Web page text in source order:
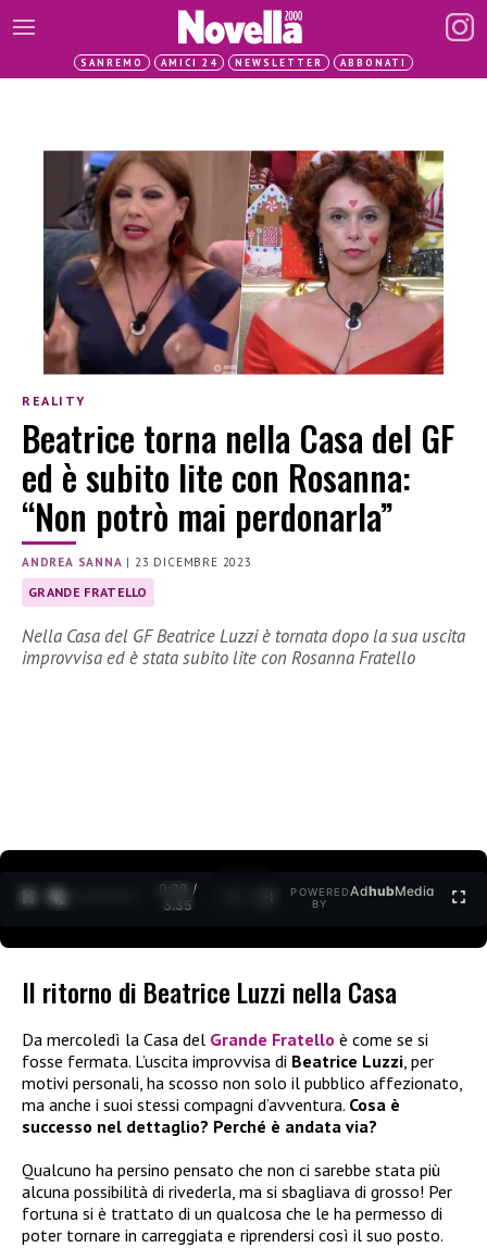
SANREMO AMICI 24 NEWSLETTER ABBONATI
REALITY
Beatrice torna nella Casa del GF
ed è subito lite con Rosanna:
“Non potrò mai perdonarla”
ANDREA SANNA |23 DICEMBRE 2023
GRANDE FRATELLO
Nella Casa del GF Beatrice Luzzi è tornata dopo la sua uscita
improvvisa ed è stata subito lite con Rosanna Fratello
0:29 /
3:35
POWERED
BY
AdhubMedia
Il ritorno di Beatrice Luzzi nella Casa
Da mercoledì la Casa del Grande Fratello è come se si
fosse fermata. L’uscita improvvisa di Beatrice Luzzi, per
motivi personali, ha scosso non solo il pubblico affezionato,
ma anche i suoi stessi compagni d’avventura. Cosa è
successo nel dettaglio? Perché è andata via?
Qualcuno ha persino pensato che non ci sarebbe stata più
alcuna possibilità di rivederla, ma si sbagliava di grosso! Per
fortuna si è trattato di un qualcosa che le ha permesso di
poter tornare in carreggiata e riprendersi così il suo posto.